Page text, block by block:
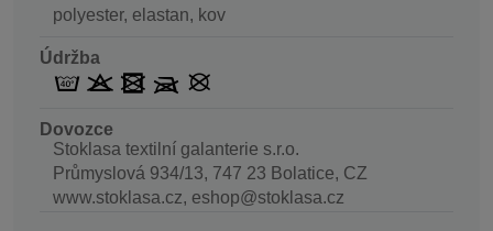
polyester, elastan, kov
Údržba
Dovozce
Stoklasa textilní galanterie s.r.o.
Průmyslová 934/13, 747 23 Bolatice, CZ
www.stoklasa.cz, eshop@stoklasa.cz